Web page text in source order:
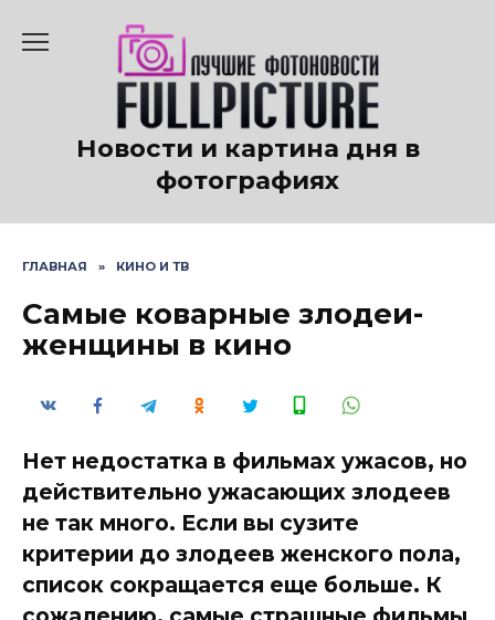
содержанию
Новости и картина дня в
фотографиях
ГЛАВНАЯ » КИНО И ТВ
Самые коварные злодеи-
женщины в кино
Нет недостатка в фильмах ужасов, но
действительно ужасающих злодеев
не так много. Если вы сузите
критерии до злодеев женского пола,
список сокращается еще больше. К